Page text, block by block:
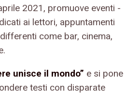
2021, promuove eventi -
ai lettori, appuntamenti
come bar, cinema,
unisce il mondo” e si pone
testi con disparate